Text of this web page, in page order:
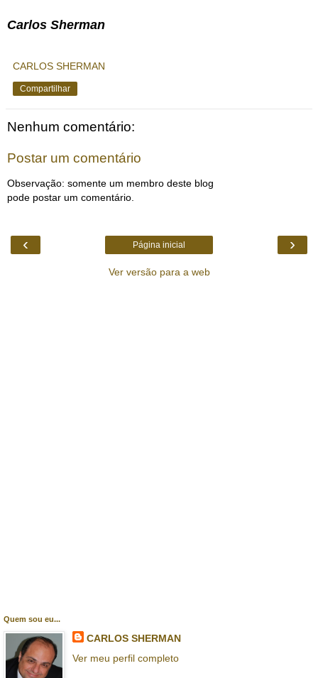
Carlos Sherman
CARLOS SHERMAN
Compartilhar
Nenhum comentário:
Postar um comentário
Observação: somente um membro deste blog
pode postar um comentário.
‹ ›
Página inicial
Ver versão para a web
Quem sou eu...
CARLOS SHERMAN
Ver meu perfil completo